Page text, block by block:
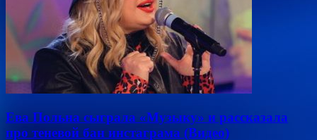
Ева Польна сыграла «Музыку» и рассказала
про теневой бан инстаграма (Видео)